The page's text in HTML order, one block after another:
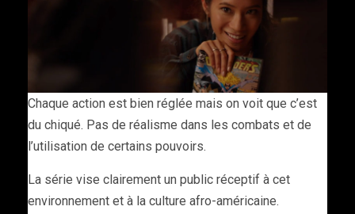
Chaque action est bien réglée mais on voit que c’est
du chiqué. Pas de réalisme dans les combats et de
l’utilisation de certains pouvoirs.
La série vise clairement un public réceptif à cet
environnement et à la culture afro-américaine.